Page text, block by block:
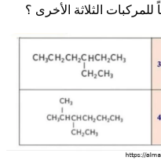
للمركبات الثلاثة الأخرى ؟